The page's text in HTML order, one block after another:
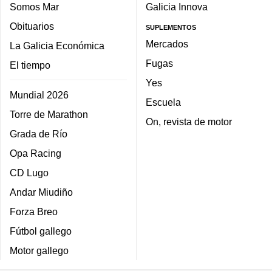
Somos Mar
Obituarios
La Galicia Económica
El tiempo
Mundial 2026
Torre de Marathon
Grada de Río
Opa Racing
CD Lugo
Andar Miudiño
Forza Breo
Fútbol gallego
Motor gallego
Galicia Innova
SUPLEMENTOS
Mercados
Fugas
Yes
Escuela
On, revista de motor